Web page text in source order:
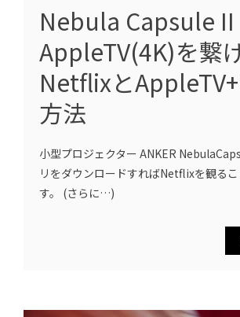
Nebula Capsule II
AppleTV(4K)を繋
Netflixと
方法
小型プロジェクター ANKER
リをダウンロードすればNetflixを観る
す。 (さらに…)